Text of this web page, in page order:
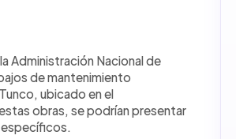
ANDA realizará
del pozo El Tunco, en
fallas en el
personas afectadas
comunicándose al Call
Administración Nacional de
de mantenimiento
ubicado en el
obras, se podrían presentar